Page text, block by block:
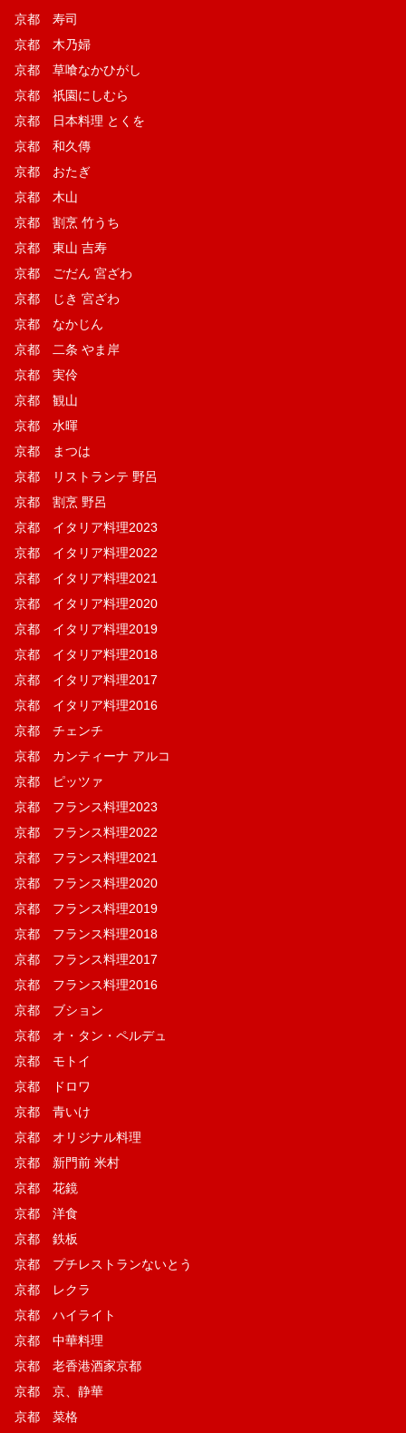
京都 寿司
京都 木乃婦
京都 草喰なかひがし
京都 祇園にしむら
京都 日本料理 とくを
京都 和久傳
京都 おたぎ
京都 木山
京都 割烹 竹うち
京都 東山 吉寿
京都 ごだん 宮ざわ
京都 じき 宮ざわ
京都 なかじん
京都 二条 やま岸
京都 実伶
京都 観山
京都 水暉
京都 まつは
京都 リストランテ 野呂
京都 割烹 野呂
京都 イタリア料理2023
京都 イタリア料理2022
京都 イタリア料理2021
京都 イタリア料理2020
京都 イタリア料理2019
京都 イタリア料理2018
京都 イタリア料理2017
京都 イタリア料理2016
京都 チェンチ
京都 カンティーナ アルコ
京都 ピッツァ
京都 フランス料理2023
京都 フランス料理2022
京都 フランス料理2021
京都 フランス料理2020
京都 フランス料理2019
京都 フランス料理2018
京都 フランス料理2017
京都 フランス料理2016
京都 ブション
京都 オ・タン・ペルデュ
京都 モトイ
京都 ドロワ
京都 青いけ
京都 オリジナル料理
京都 新門前 米村
京都 花鏡
京都 洋食
京都 鉄板
京都 プチレストランないとう
京都 レクラ
京都 ハイライト
京都 中華料理
京都 老香港酒家京都
京都 京、静華
京都 菜格